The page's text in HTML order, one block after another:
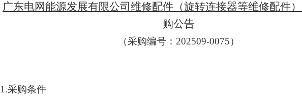
广东电网能源发展有限公司维修配件（旋转连接器等维修配件
购公告
（采购编号： 202509-0075）
1.采购条件